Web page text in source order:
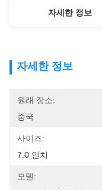
자세한 정보
자세한 정보
원래 장소:
중국
사이즈:
7.0 인치
모델: